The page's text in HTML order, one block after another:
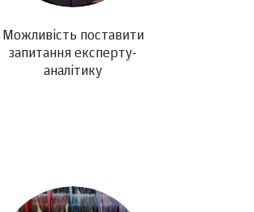
Можливість поставити
запитання експерту-
аналітику